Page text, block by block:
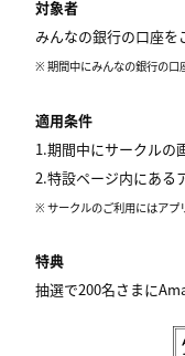
対象者
みんなの銀行の口座を
※ 期間中にみんなの銀行の口
適用条件
1.期間中にサークルの
2.特設ページ内にある
※ サークルのご利用にはアプ
特典
抽選で200名さまに